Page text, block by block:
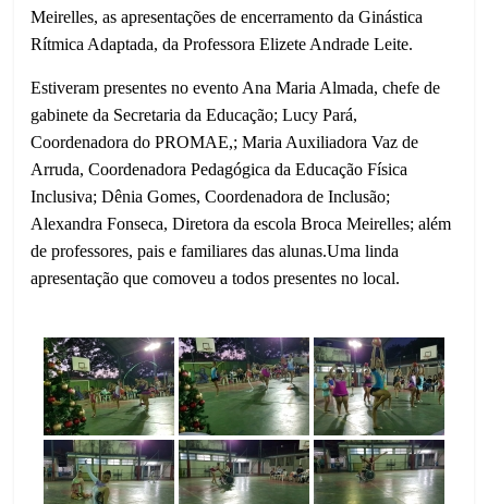
Meirelles, as apresentações de encerramento da Ginástica
Rítmica Adaptada, da Professora Elizete Andrade Leite.
Estiveram presentes no evento Ana Maria Almada, chefe de
gabinete da Secretaria da Educação; Lucy Pará,
Coordenadora do PROMAE,; Maria Auxiliadora Vaz de
Arruda, Coordenadora Pedagógica da Educação Física
Inclusiva; Dênia Gomes, Coordenadora de Inclusão;
Alexandra Fonseca, Diretora da escola Broca Meirelles; além
de professores, pais e familiares das alunas.Uma linda
apresentação que comoveu a todos presentes no local.